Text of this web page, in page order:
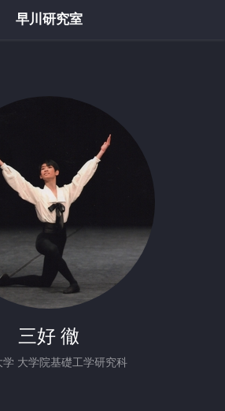
早川研究室
三好 徹
学 大学院基礎工学研究科